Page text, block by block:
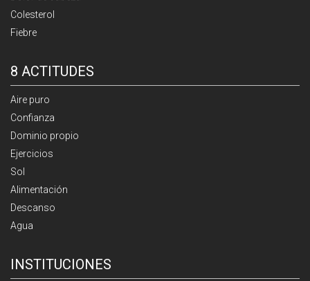
Colesterol
Fiebre
8 ACTITUDES
Aire puro
Confianza
Dominio propio
Ejercicios
Sol
Alimentación
Descanso
Agua
INSTITUCIONES